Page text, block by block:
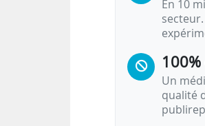
En 10
Un
qualité